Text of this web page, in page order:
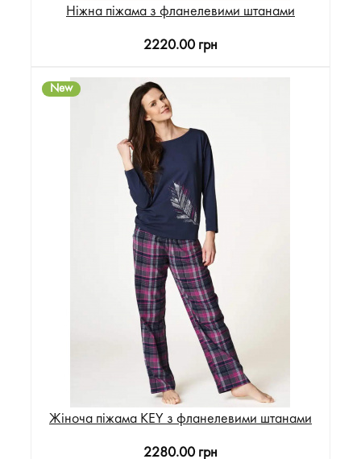
Ніжна піжама з фланелевими штанами
2220.00 грн
New
Жіноча піжама KEY з фланелевими штанами
2280.00 грн